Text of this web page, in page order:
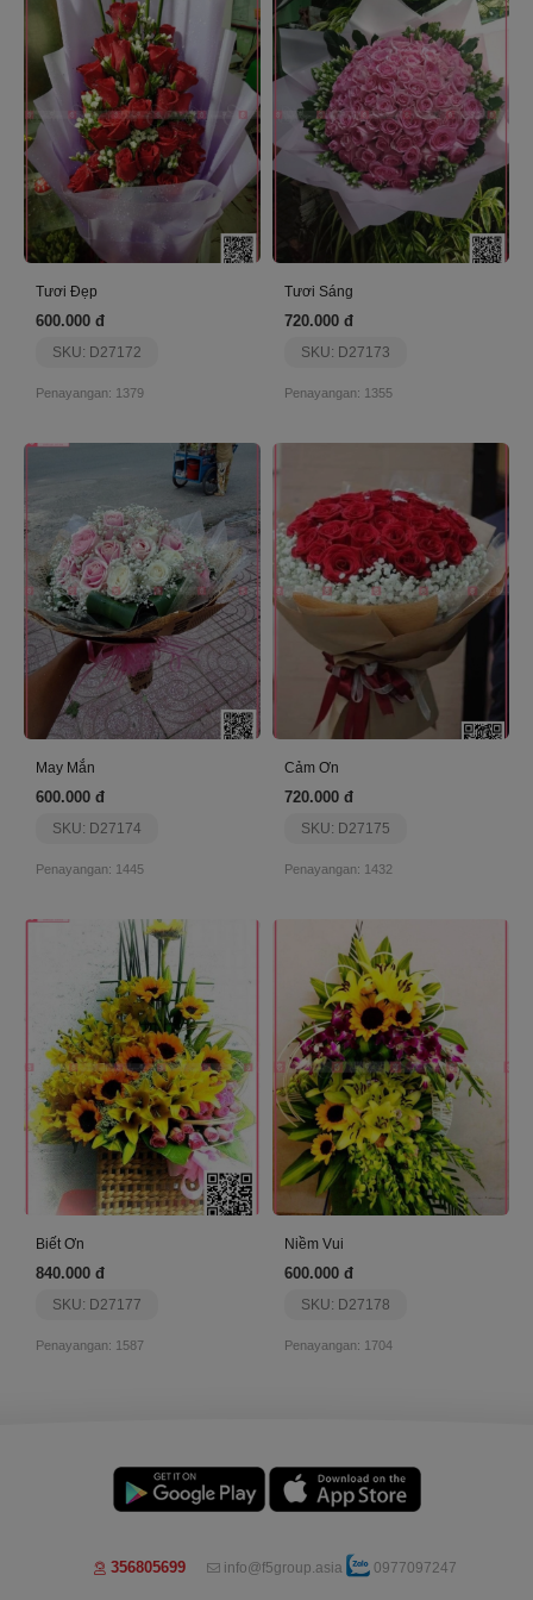
Tươi Đẹp
600.000 đ
SKU: D27172
Penayangan: 1379
Tươi Sáng
720.000 đ
SKU: D27173
Penayangan: 1355
May Mắn
600.000 đ
SKU: D27174
Penayangan: 1445
Cảm Ơn
720.000 đ
SKU: D27175
Penayangan: 1432
Biết Ơn
840.000 đ
SKU: D27177
Penayangan: 1587
Niềm Vui
600.000 đ
SKU: D27178
Penayangan: 1704
356805699 info@f5group.asia 0977097247